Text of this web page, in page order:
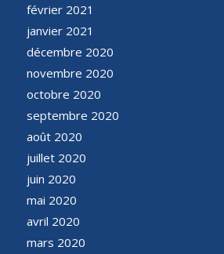
février 2021
janvier 2021
décembre 2020
novembre 2020
octobre 2020
septembre 2020
août 2020
juillet 2020
juin 2020
mai 2020
avril 2020
mars 2020